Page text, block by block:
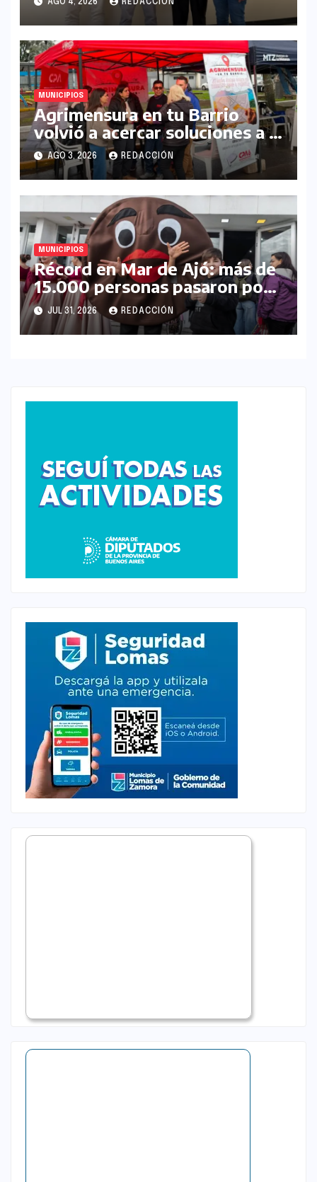
AGO 4, 2026 REDACCIÓN
MUNICIPIOS
Agrimensura en tu Barrio
volvió a acercar soluciones a la
comunidad en La Matanza
AGO 3, 2026 REDACCIÓN
MUNICIPIOS
Récord en Mar de Ajó: más de
15.000 personas pasaron por
la Fiesta del Alfajor Costero
JUL 31, 2026 REDACCIÓN